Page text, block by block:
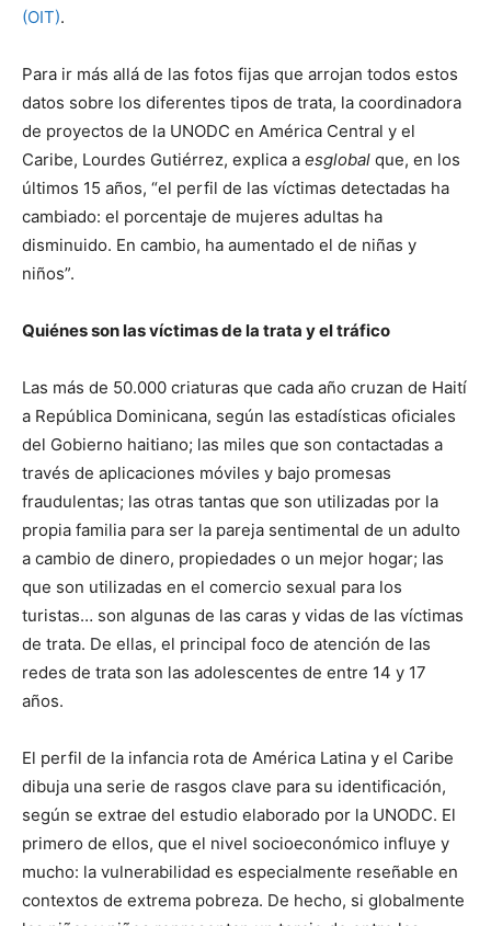
(OIT).
Para ir más allá de las fotos fijas que arrojan todos estos
datos sobre los diferentes tipos de trata, la coordinadora
de proyectos de la UNODC en América Central y el
Caribe, Lourdes Gutiérrez, explica a esglobal que, en los
últimos 15 años, “el perfil de las víctimas detectadas ha
cambiado: el porcentaje de mujeres adultas ha
disminuido. En cambio, ha aumentado el de niñas y
niños”.
Quiénes son las víctimas de la trata y el tráfico
Las más de 50.000 criaturas que cada año cruzan de Haití
a República Dominicana, según las estadísticas oficiales
del Gobierno haitiano; las miles que son contactadas a
través de aplicaciones móviles y bajo promesas
fraudulentas; las otras tantas que son utilizadas por la
propia familia para ser la pareja sentimental de un adulto
a cambio de dinero, propiedades o un mejor hogar; las
que son utilizadas en el comercio sexual para los
turistas… son algunas de las caras y vidas de las víctimas
de trata. De ellas, el principal foco de atención de las
redes de trata son las adolescentes de entre 14 y 17
años.
El perfil de la infancia rota de América Latina y el Caribe
dibuja una serie de rasgos clave para su identificación,
según se extrae del estudio elaborado por la UNODC. El
primero de ellos, que el nivel socioeconómico influye y
mucho: la vulnerabilidad es especialmente reseñable en
contextos de extrema pobreza. De hecho, si globalmente